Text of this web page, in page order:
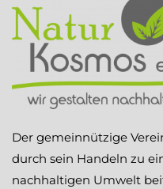
Der gemeinnützige
durch sein Handeln zu
nachhaltigen Umwelt